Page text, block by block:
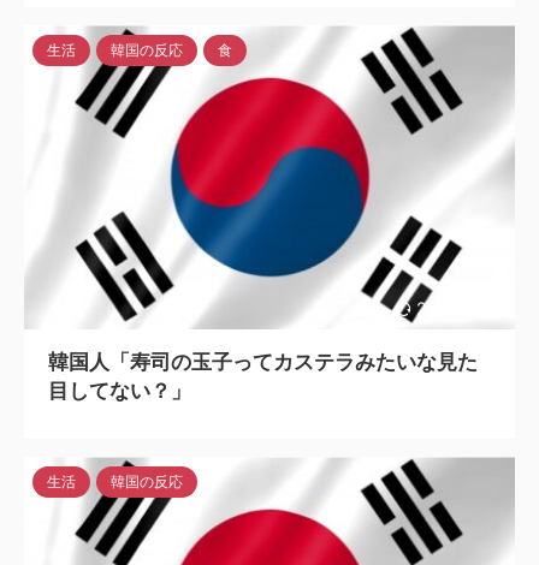
2023/7/12
生活 韓国の反応 食
韓国人「寿司の玉子ってカステラみたいな見た
目してない？」
生活 韓国の反応